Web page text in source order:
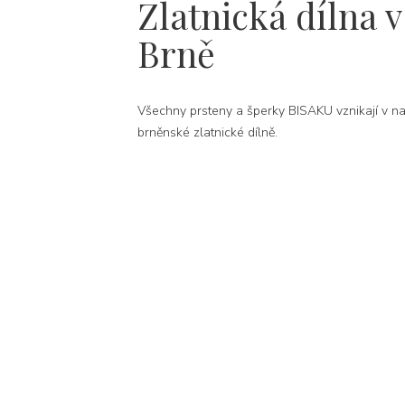
Zlatnická dílna v
Brně
Všechny prsteny a šperky BISAKU vznikají v
brněnské zlatnické dílně.